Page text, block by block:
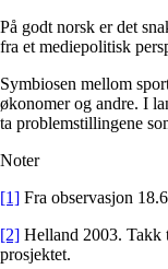
På godt norsk er det
fra et mediepolitisk
Symbiosen mellom
økonomer og andre. I
ta problemstillingene
Noter
[1] Fra observasjon
[2] Helland 2003. Takk
prosjektet.